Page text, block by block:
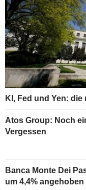
KI, Fed und Yen:
Atos Group: Noch
Vergessen
Banca Monte Dei
um 4,4% angehoben